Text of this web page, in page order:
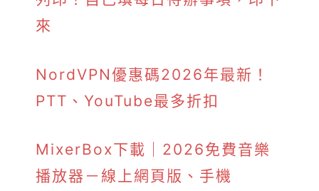
來
NordVPN優惠碼2026年最新！
PTT、YouTube最多折扣
MixerBox下載｜2026免費音樂
播放器－線上網頁版、手機